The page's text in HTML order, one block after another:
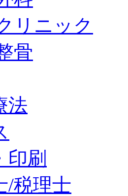
リニック
骨
法
印刷
/税理士